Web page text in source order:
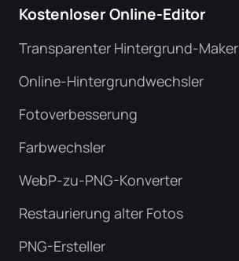
Kostenloser Online-Editor
Transparenter Hintergrund-Maker
Online-Hintergrundwechsler
Fotoverbesserung
Farbwechsler
WebP-zu-PNG-Konverter
Restaurierung alter Fotos
PNG-Ersteller